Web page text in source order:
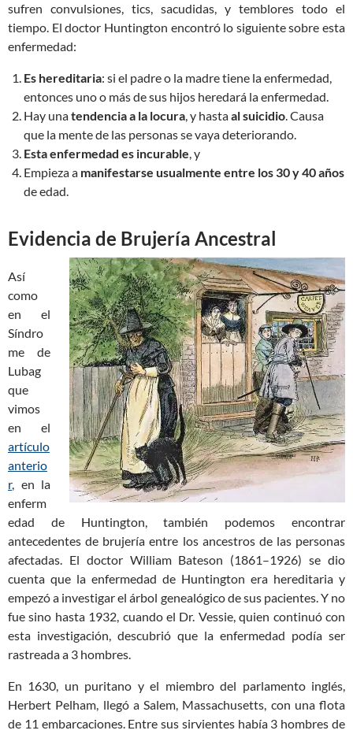
sufren convulsiones, tics, sacudidas, y temblores todo el
tiempo. El doctor Huntington encontró lo siguiente sobre esta
enfermedad:
Es hereditaria: si el padre o la madre tiene la enfermedad,
entonces uno o más de sus hijos heredará la enfermedad.
Hay unatendencia a la locura, y hastaal suicidio. Causa
que la mente de las personas se vaya deteriorando.
Esta enfermedad es incurable, y
Empieza a manifestarse usualmente entre los 30 y 40 años
de edad.
Evidencia de Brujería Ancestral
Así
como
en el
Síndro
me de
Lubag
que
vimos
en el
artículo
anterio
r, en la
enferm
edad de Huntington, también podemos encontrar
antecedentes de brujería entre los ancestros de las personas
afectadas. El doctor William Bateson (1861–1926) se dio
cuenta que la enfermedad de Huntington era hereditaria y
empezó a investigar el árbol genealógico de sus pacientes. Y no
fue sino hasta 1932, cuando el Dr. Vessie, quien continuó con
esta investigación, descubrió que la enfermedad podía ser
rastreada a 3 hombres.
En 1630, un puritano y el miembro del parlamento inglés,
Herbert Pelham, llegó a Salem, Massachusetts, con una flota
de 11 embarcaciones. Entre sus sirvientes había 3 hombres de